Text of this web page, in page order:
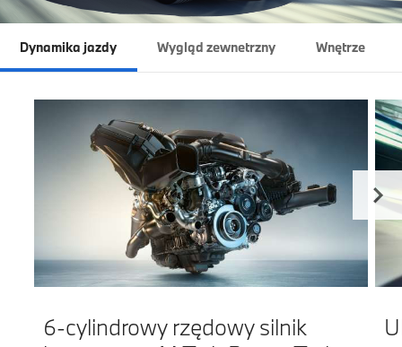
Dynamika jazdy Wygląd zewnetrzny Wnętrze
6-cylindrowy rzędowy silnik